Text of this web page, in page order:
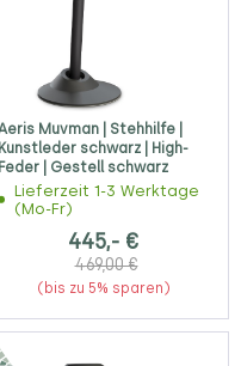
Muvman | Stehhilfe |
Kunstleder schwarz | High-
Feder | Gestell schwarz
Lieferzeit 1-3 Werktage
(Mo-Fr)
445,- €
469,00 €
(bis zu 5% sparen)